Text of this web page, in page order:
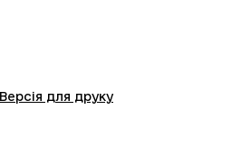
Версія для друку